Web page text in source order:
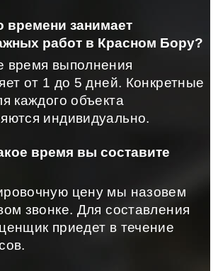
времени занимает
работ в Красном Бору?
время выполнения
от 1 до 5 дней. Конкретные
каждого объекта
индивидуально.
время вы составите
цену мы назовем
звонке. Для составления
приедет в течение